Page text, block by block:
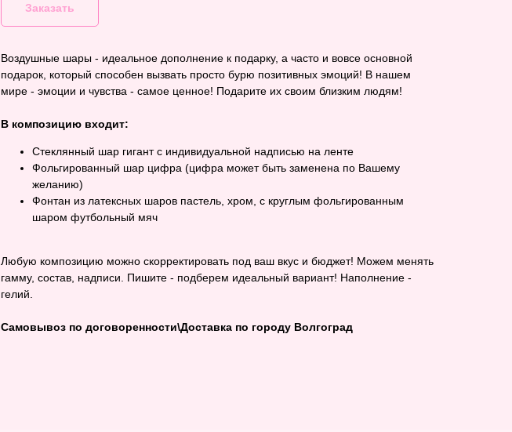
Заказать
Воздушные шары - идеальное дополнение к подарку, а часто и вовсе основной
подарок, который способен вызвать просто бурю позитивных эмоций! В нашем
мире - эмоции и чувства - самое ценное! Подарите их своим близким людям!
В композицию входит:
Стеклянный шар гигант с индивидуальной надписью на ленте
Фольгированный шар цифра (цифра может быть заменена по Вашему
желанию)
Фонтан из латексных шаров пастель, хром, с круглым фольгированным
шаром футбольный мяч
Любую композицию можно скорректировать под ваш вкус и бюджет! Можем менять
гамму, состав, надписи. Пишите - подберем идеальный вариант! Наполнение -
гелий.
Самовывоз по договоренности\Доставка по городу Волгоград